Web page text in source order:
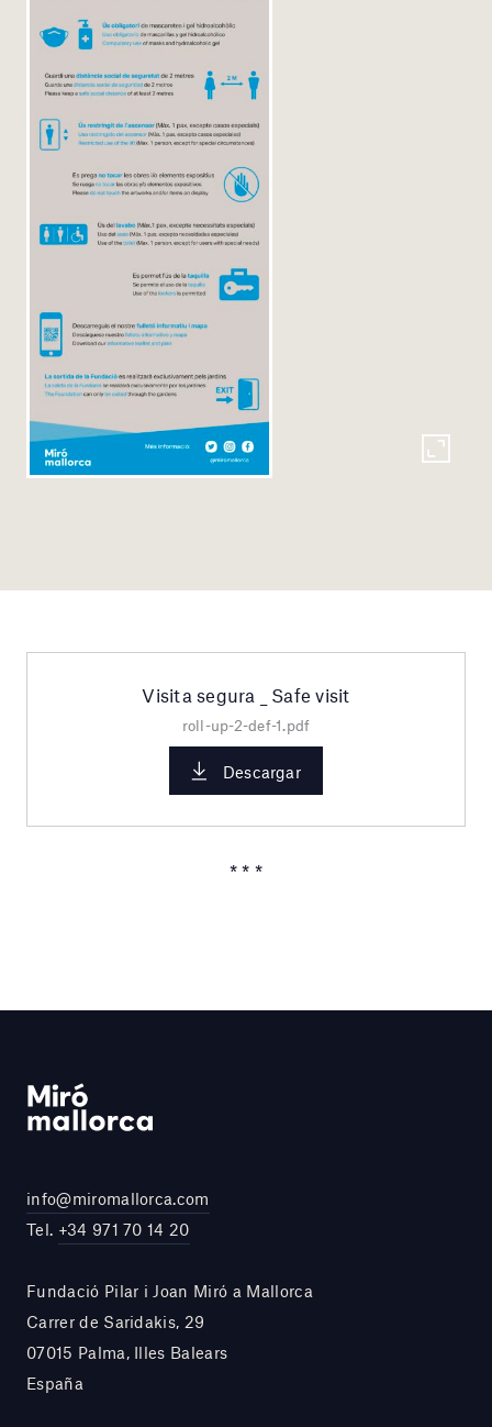
Visita segura _ Safe visit
roll-up-2-def-1.pdf
Descargar
* * *
info@miromallorca.com
Tel. +34 971 70 14 20
Fundació Pilar i Joan Miró a Mallorca
Carrer de Saridakis, 29
07015 Palma, Illes Balears
España